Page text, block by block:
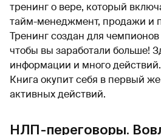
тренинг о вере, который
тайм-менеджмент, продажи и
Тренинг создан для
чтобы вы заработали больше!
информации и много
Книга окупит себя в первый
активных действий.
НЛП-переговоры.